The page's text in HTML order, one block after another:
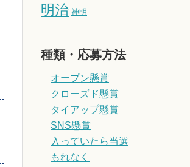
明治 神明
種類・応募方法
オープン懸賞
クローズド懸賞
タイアップ懸賞
SNS懸賞
入っていたら当選
もれなく